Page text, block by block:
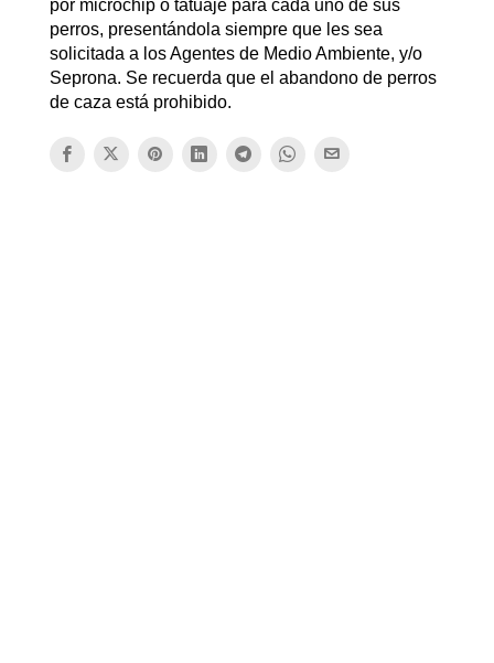
por microchip o tatuaje para cada uno de sus
perros, presentándola siempre que les sea
solicitada a los Agentes de Medio Ambiente, y/o
Seprona. Se recuerda que el abandono de perros
de caza está prohibido.